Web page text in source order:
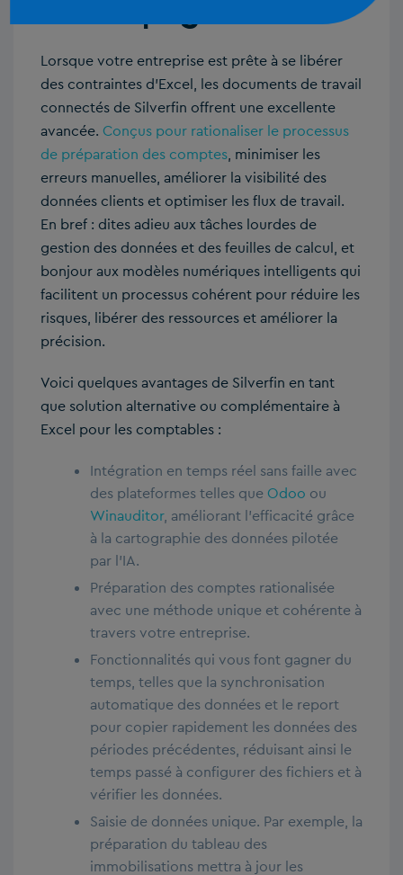
accompagner
Lorsque votre entreprise est prête à se libérer
des contraintes d’Excel, les documents de travail
connectés de Silverfin offrent une excellente
avancée. Conçus pour rationaliser le processus
de préparation des comptes, minimiser les
erreurs manuelles, améliorer la visibilité des
données clients et optimiser les flux de travail.
En bref : dites adieu aux tâches lourdes de
gestion des données et des feuilles de calcul, et
bonjour aux modèles numériques intelligents qui
facilitent un processus cohérent pour réduire les
risques, libérer des ressources et améliorer la
précision.
Voici quelques avantages de Silverfin en tant
que solution alternative ou complémentaire à
Excel pour les comptables :
Intégration en temps réel sans faille avec
des plateformes telles que Odoo ou
Winauditor, améliorant l’efficacité grâce
à la cartographie des données pilotée
par l’IA.
Préparation des comptes rationalisée
avec une méthode unique et cohérente à
travers votre entreprise.
Fonctionnalités qui vous font gagner du
temps, telles que la synchronisation
automatique des données et le report
pour copier rapidement les données des
périodes précédentes, réduisant ainsi le
temps passé à configurer des fichiers et à
vérifier les données.
Saisie de données unique. Par exemple, la
préparation du tableau des
immobilisations mettra à jour les